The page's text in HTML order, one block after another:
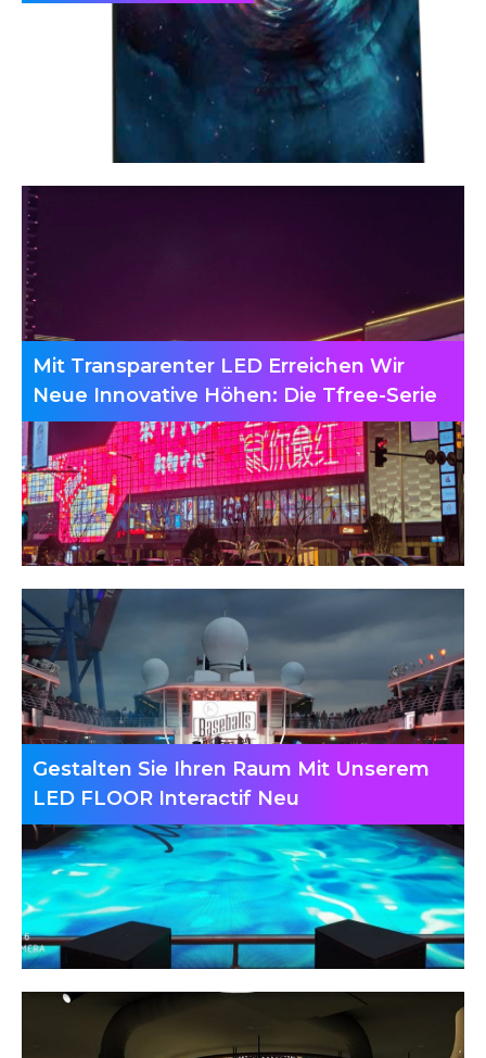
Mit Transparenter LED Erreichen Wir
Neue Innovative Höhen: Die Tfree-Serie
Gestalten Sie Ihren Raum Mit Unserem
LED FLOOR Interactif Neu